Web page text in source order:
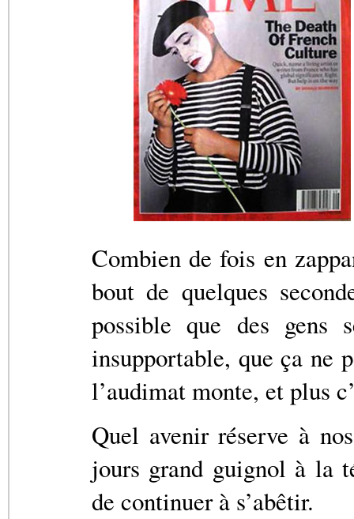
Combien de fois en
bout de quelques
possible que des gens
insupportable, que ça ne
l’audimat monte, et plus
Quel avenir réserve à
jours grand guignol à la
de continuer à s’abêtir.